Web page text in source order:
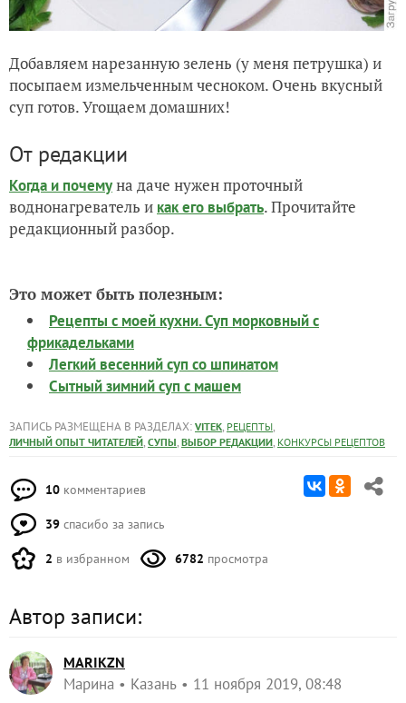
Добавляем нарезанную зелень (у меня петрушка) и
посыпаем измельченным чесноком. Очень вкусный
суп готов. Угощаем домашних!
От редакции
Когда и почемуна даче нужен проточный
воднонагреватель и как его выбрать. Прочитайте
редакционный разбор.
Это может быть полезным:
Рецепты с моей кухни. Суп морковный с
фрикадельками
Легкий весенний суп со шпинатом
Сытный зимний суп с машем
ЗАПИСЬ РАЗМЕЩЕНА В РАЗДЕЛАХ: VITEK, РЕЦЕПТЫ,
ЛИЧНЫЙ ОПЫТ ЧИТАТЕЛЕЙ, СУПЫ, ВЫБОР РЕДАКЦИИ, КОНКУРСЫ РЕЦЕПТОВ
10 комментариев
39 спасибо за запись
2 в избранном 6782 просмотра
Автор записи:
MARIKZN
Марина Казань 11 ноября 2019, 08:48